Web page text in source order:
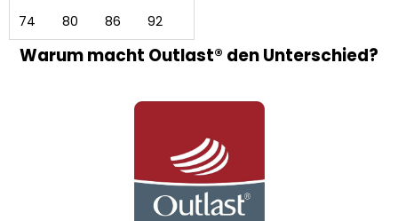
74 80 86 92
Warum macht Outlast® den Unterschied?